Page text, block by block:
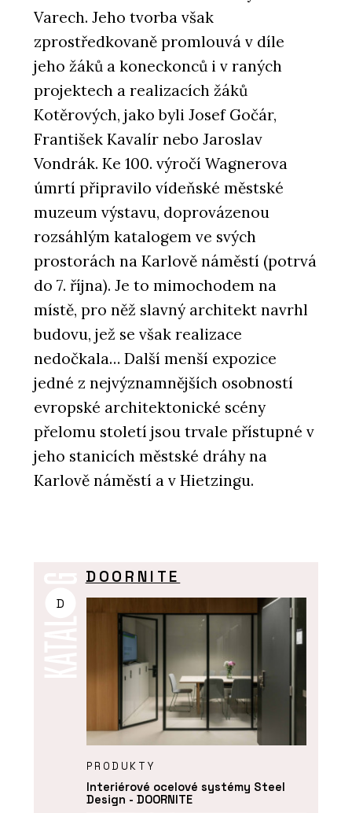
Varech. Jeho tvorba však
zprostředkovaně promlouvá v díle
jeho žáků a koneckonců i v raných
projektech a realizacích žáků
Kotěrových, jako byli Josef Gočár,
František Kavalír nebo Jaroslav
Vondrák. Ke 100. výročí Wagnerova
úmrtí připravilo vídeňské městské
muzeum výstavu, doprovázenou
rozsáhlým katalogem ve svých
prostorách na Karlově náměstí (potrvá
do 7. října). Je to mimochodem na
místě, pro něž slavný architekt navrhl
budovu, jež se však realizace
nedočkala… Další menší expozice
jedné z nejvýznamnějších osobností
evropské architektonické scény
přelomu století jsou trvale přístupné v
jeho stanicích městské dráhy na
Karlově náměstí a v Hietzingu.
D
DOORNITE
PRODUKTY
Interiérové ocelové systémy Steel
Design - DOORNITE